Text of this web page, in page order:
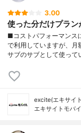
3.00
使った分だけプラ
■コストパフォーマンス
で利用していますが、月
サブのサブとして使って
excite(エキサイ
エキサイトモバ